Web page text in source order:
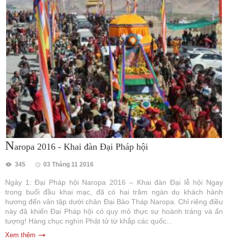
Naropa 2016 - Khai đàn Đại Pháp hội
345 03 Tháng 11 2016
Ngày 1: Đại Pháp hội Naropa 2016 – Khai đàn Đại lễ hội Ngay
trong buổi đầu khai mạc, đã có hai trăm ngàn du khách hành
hương đến vân tập dưới chân Đại Bảo Tháp Naropa. Chỉ riêng điều
này đã khiến Đại Pháp hội có quy mô thực sự hoành tráng và ấn
tượng! Hàng chục nghìn Phật tử từ khắp các quốc...
Xem thêm